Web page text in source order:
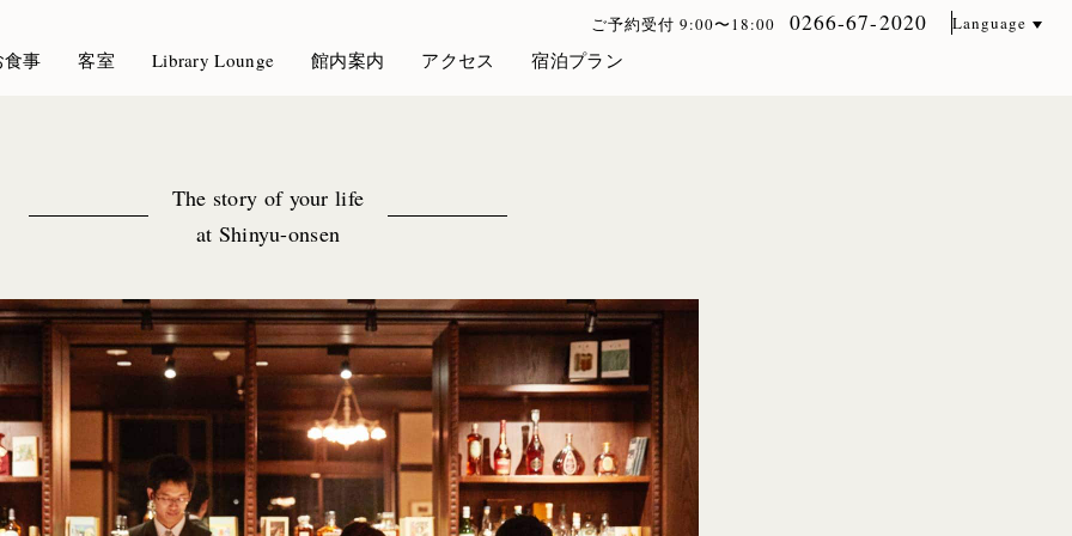
ご予約受付 9:00〜18:00 0266-67-2020 Language
食事 客室 Library Lounge 館内案内 アクセス 宿泊プラン
The story of your life
at Shinyu-onsen